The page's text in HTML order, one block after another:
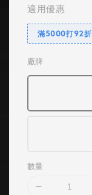
適用優惠
滿5000打92折
廠牌
數量